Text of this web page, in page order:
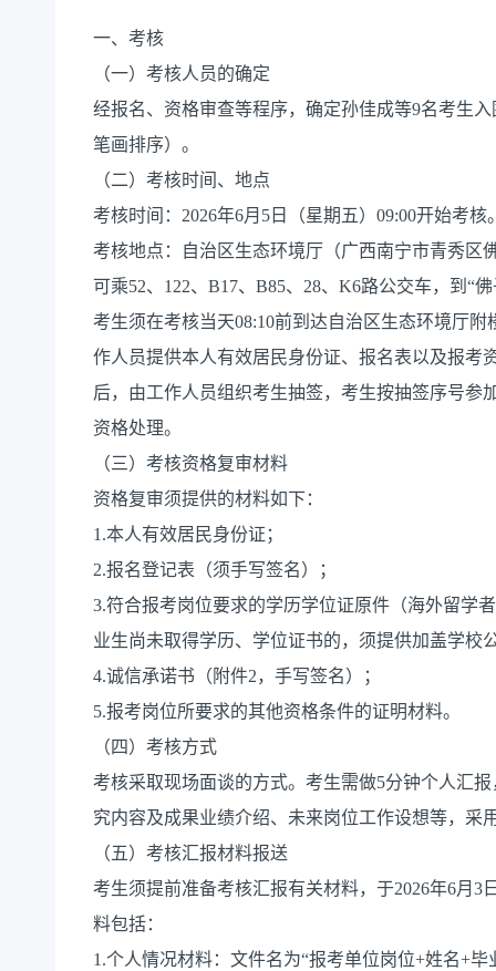
一、考核
（一）考核人员的确定
经报名、资格审查等程序，确定孙佳成等9名考生
笔画排序）。
（二）考核时间、地点
考核时间：2026年6月5日（星期五）09:00开始考核
考核地点：自治区生态环境厅（广西南宁市青秀区
可乘52、122、B17、B85、28、K6路公交车，到“
考生须在考核当天08:10前到达自治区生态环境厅
作人员提供本人有效居民身份证、报名表以及报考
后，由工作人员组织考生抽签，考生按抽签序号参
资格处理。
（三）考核资格复审材料
资格复审须提供的材料如下：
1.本人有效居民身份证；
2.报名登记表（须手写签名）；
3.符合报考岗位要求的学历学位证原件（海外留学
业生尚未取得学历、学位证书的，须提供加盖学校
4.诚信承诺书（附件2，手写签名）；
5.报考岗位所要求的其他资格条件的证明材料。
（四）考核方式
考核采取现场面谈的方式。考生需做5分钟个人汇
究内容及成果业绩介绍、未来岗位工作设想等，采
（五）考核汇报材料报送
考生须提前准备考核汇报有关材料，于2026年6月
料包括：
1.个人情况材料：文件名为“报考单位岗位+姓名+